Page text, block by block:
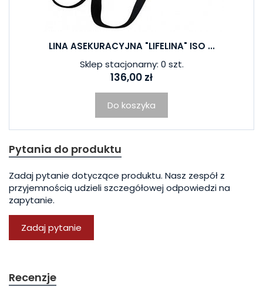
LINA ASEKURACYJNA "LIFELINA" ISO ...
Sklep stacjonarny: 0 szt.
136,00 zł
Do koszyka
Pytania do produktu
Zadaj pytanie dotyczące produktu. Nasz zespół z
przyjemnością udzieli szczegółowej odpowiedzi na
zapytanie.
Zadaj pytanie
Recenzje